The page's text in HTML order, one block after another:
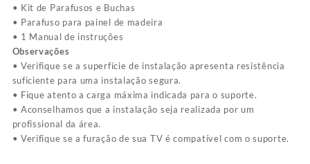
• Kit de Parafusos e Buchas
• Parafuso para painel de madeira
• 1 Manual de instruções
Observações
• Verifique se a superfície de instalação apresenta resistência
suficiente para uma instalação segura.
• Fique atento a carga máxima indicada para o suporte.
• Aconselhamos que a instalação seja realizada por um
profissional da área.
• Verifique se a furação de sua TV é compatível com o suporte.